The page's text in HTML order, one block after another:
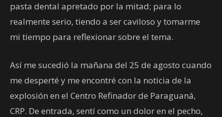
pasta dental apretado por la mitad; para lo
realmente serio, tiendo a ser caviloso y tomarme
mi tiempo para reflexionar sobre el tema.
Así me sucedió la mañana del 25 de agosto cuando
me desperté y me encontré con la noticia de la
explosión en el Centro Refinador de Paraguaná,
CRP. De entrada, sentí como un dolor en el pecho,